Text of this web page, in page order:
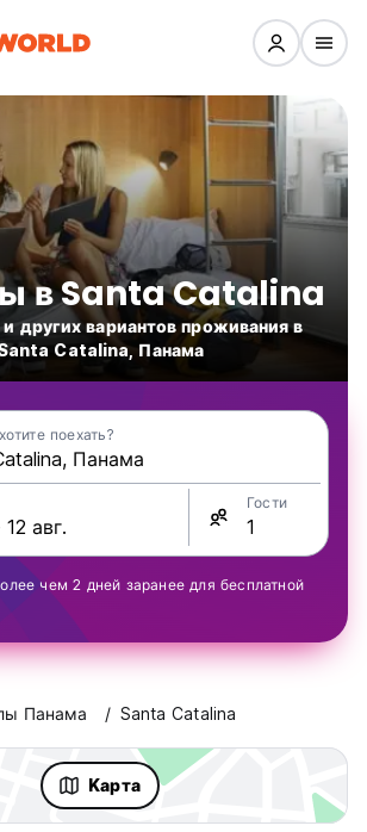
в Santa Catalina
других вариантов проживания в
Catalina, Панама
поехать?
Гости
чем 2 дней заранее для бесплатной
Панама Santa Catalina
Kарта